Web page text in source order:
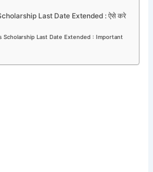
Last Date Extended : ऐसे करे
Scholarship Last Date Extended : Important